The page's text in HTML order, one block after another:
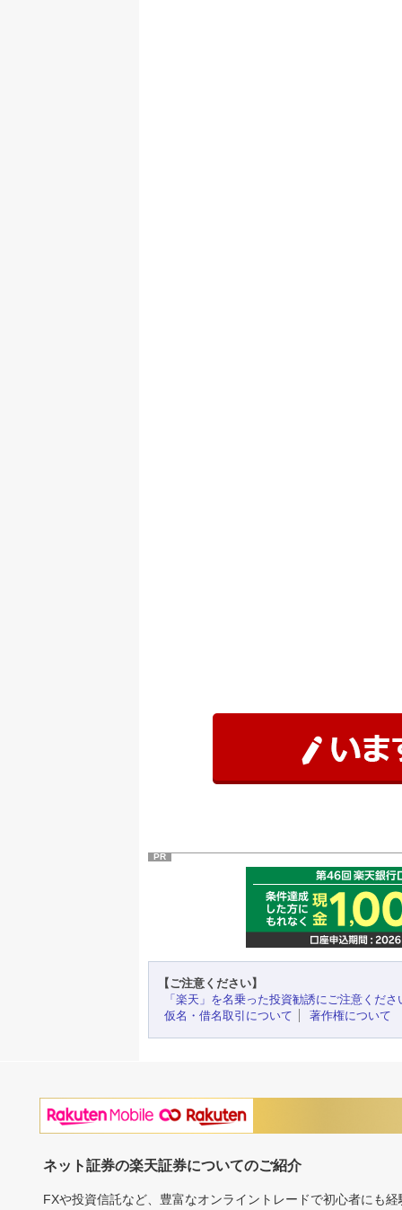
PR
【ご注意ください】
「楽天」を名乗った投資勧誘にご注意くださ
仮名・借名取引について
著作権について
ネット証券の楽天証券についてのご紹介
FXや投資信託など、豊富なオンライントレードで初心者にも